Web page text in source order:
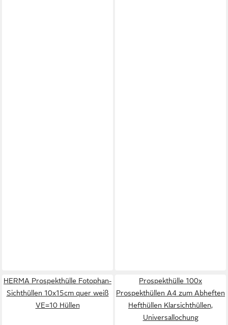
HERMA Prospekthülle Fotophan-
Sichthüllen 10x15cm quer weiß
VE=10 Hüllen
Prospekthülle 100x
Prospekthüllen A4 zum Abheften
Hefthüllen Klarsichthüllen,
Universallochung